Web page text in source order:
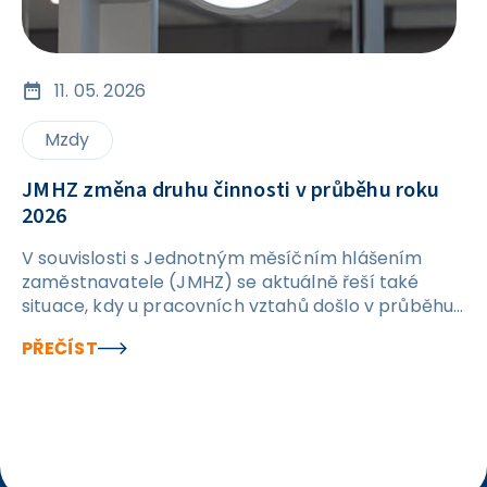
11. 05. 2026
Mzdy
JMHZ změna druhu činnosti v průběhu roku
2026
V souvislosti s Jednotným měsíčním hlášením
zaměstnavatele (JMHZ) se aktuálně řeší také
situace, kdy u pracovních vztahů došlo v průběhu
jedná o případy, kdy byl původní druh činnosti „14 –
PŘEČÍST